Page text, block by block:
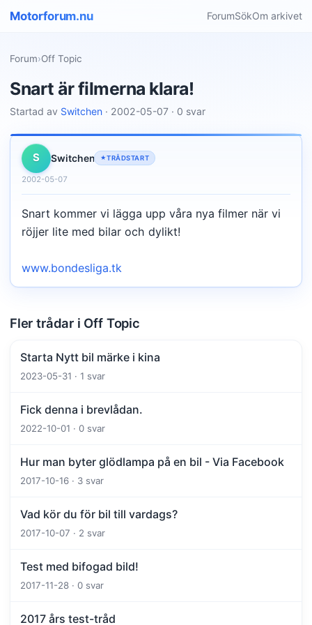
Motorforum.nu ForumSökOm arkivet
Forum›Off Topic
Snart är filmerna klara!
Startad av Switchen · 2002-05-07 · 0 svar
S Switchen TRÅDSTART
2002-05-07
Snart kommer vi lägga upp våra nya filmer när vi
röjjer lite med bilar och dylikt!
www.bondesliga.tk
Fler trådar i Off Topic
Starta Nytt bil märke i kina
2023-05-31 · 1 svar
Fick denna i brevlådan.
2022-10-01 · 0 svar
Hur man byter glödlampa på en bil - Via Facebook
2017-10-16 · 3 svar
Vad kör du för bil till vardags?
2017-10-07 · 2 svar
Test med bifogad bild!
2017-11-28 · 0 svar
2017 års test-tråd